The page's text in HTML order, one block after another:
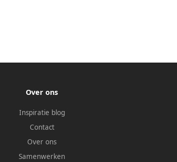
Over ons
Inspiratie blog
Contact
Over ons
Samenwerken